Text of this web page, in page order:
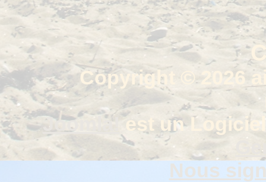
Copyright © 2026
Joomla! est un
Nous